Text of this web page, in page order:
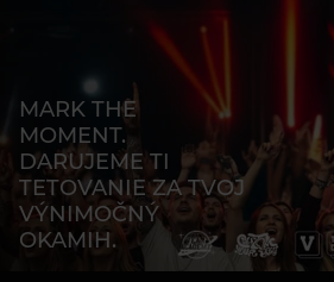
MARK THE
MOMENT.
DARUJEME TI
TETOVANIE ZA TVOJ
VÝNIMOČNÝ
OKAMIH.